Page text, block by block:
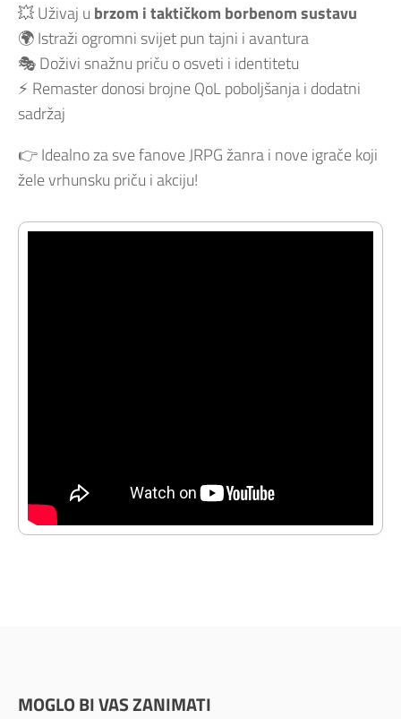
💥 Uživaj u brzom i taktičkom borbenom sustavu
🌍 Istraži ogromni svijet pun tajni i avantura
🎭 Doživi snažnu priču o osveti i identitetu
⚡ Remaster donosi brojne QoL poboljšanja i dodatni
sadržaj
👉 Idealno za sve fanove JRPG žanra i nove igrače koji
žele vrhunsku priču i akciju!
MOGLO BI VAS ZANIMATI